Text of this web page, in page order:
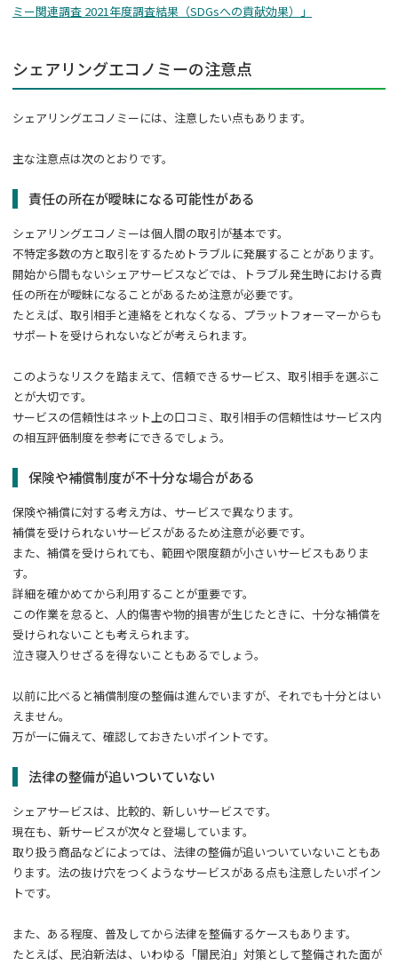
ミー関連調査 2021年度調査結果（SDGsへの貢献効果）」
シェアリングエコノミーの注意点
シェアリングエコノミーには、注意したい点もあります。
主な注意点は次のとおりです。
責任の所在が曖昧になる可能性がある
シェアリングエコノミーは個人間の取引が基本です。
不特定多数の方と取引をするためトラブルに発展することがあります。
開始から間もないシェアサービスなどでは、トラブル発生時における責
任の所在が曖昧になることがあるため注意が必要です。
たとえば、取引相手と連絡をとれなくなる、プラットフォーマーからも
サポートを受けられないなどが考えられます。
このようなリスクを踏まえて、信頼できるサービス、取引相手を選ぶこ
とが大切です。
サービスの信頼性はネット上の口コミ、取引相手の信頼性はサービス内
の相互評価制度を参考にできるでしょう。
保険や補償制度が不十分な場合がある
保険や補償に対する考え方は、サービスで異なります。
補償を受けられないサービスがあるため注意が必要です。
また、補償を受けられても、範囲や限度額が小さいサービスもありま
す。
詳細を確かめてから利用することが重要です。
この作業を怠ると、人的傷害や物的損害が生じたときに、十分な補償を
受けられないことも考えられます。
泣き寝入りせざるを得ないこともあるでしょう。
以前に比べると補償制度の整備は進んでいますが、それでも十分とはい
えません。
万が一に備えて、確認しておきたいポイントです。
法律の整備が追いついていない
シェアサービスは、比較的、新しいサービスです。
現在も、新サービスが次々と登場しています。
取り扱う商品などによっては、法律の整備が追いついていないこともあ
ります。法の抜け穴をつくようなサービスがある点も注意したいポイン
トです。
また、ある程度、普及してから法律を整備するケースもあります。
たとえば、民泊新法は、いわゆる「闇民泊」対策として整備された面が